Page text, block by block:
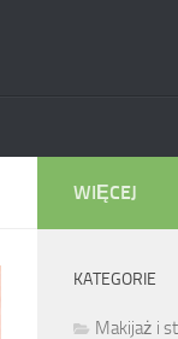
WIĘCEJ
KATEGORIE
Makijaż i